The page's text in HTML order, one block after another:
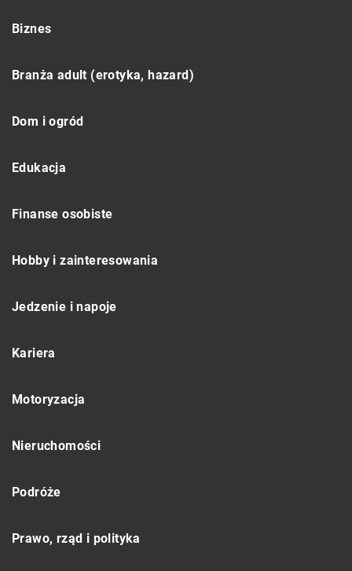
Biznes
Branża adult (erotyka, hazard)
Dom i ogród
Edukacja
Finanse osobiste
Hobby i zainteresowania
Jedzenie i napoje
Kariera
Motoryzacja
Nieruchomości
Podróże
Prawo, rząd i polityka